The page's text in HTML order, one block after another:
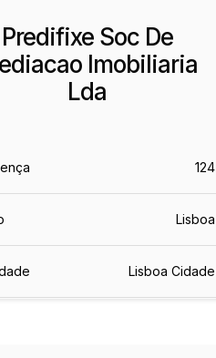
Predifixe Soc De
Imobiliaria
Lda
124
Lisboa
Lisboa Cidade